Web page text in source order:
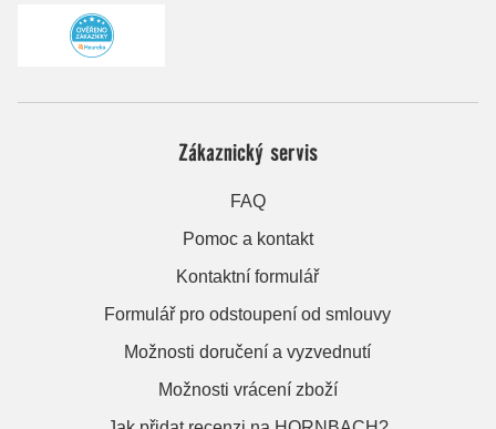
Zákaznický servis
FAQ
Pomoc a kontakt
Kontaktní formulář
Formulář pro odstoupení od smlouvy
Možnosti doručení a vyzvednutí
Možnosti vrácení zboží